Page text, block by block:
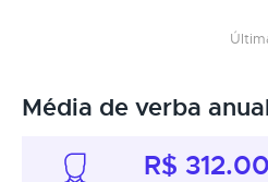
Média de verba
R$